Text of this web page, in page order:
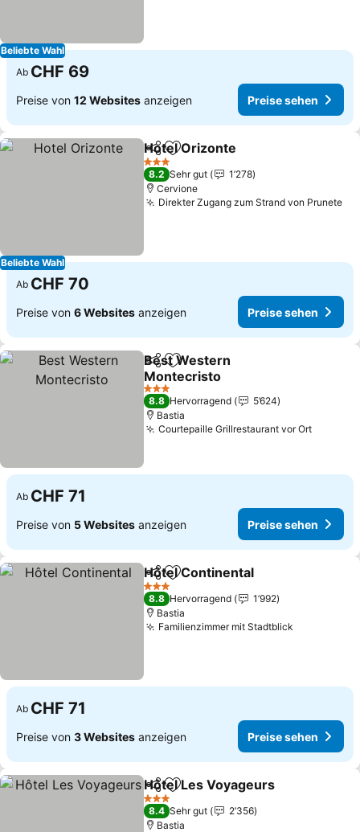
Beliebte Wahl
Ab CHF 69
Preise von 12 Websites anzeigen Preise sehen
Beliebte Wahl
TeilenZu Favoriten hinzufügen
Hotel Orizonte
3 Sterne
8.2 Sehr gut
1’278
Cervione
Direkter Zugang zum Strand von Prunete
Ab CHF 70
Preise von 6 Websites anzeigen Preise sehen
TeilenZu Favoriten hinzufügen
Best Western
Montecristo
3 Sterne
8.8 Hervorragend
5’624
Bastia
Courtepaille Grillrestaurant vor Ort
Ab CHF 71
Preise von 5 Websites anzeigen Preise sehen
TeilenZu Favoriten hinzufügen
Hôtel Continental
3 Sterne
8.8 Hervorragend
1’992
Bastia
Familienzimmer mit Stadtblick
Ab CHF 71
Preise von 3 Websites anzeigen Preise sehen
TeilenZu Favoriten hinzufügen
Hôtel Les Voyageurs
3 Sterne
8.4 Sehr gut
2’356
Bastia